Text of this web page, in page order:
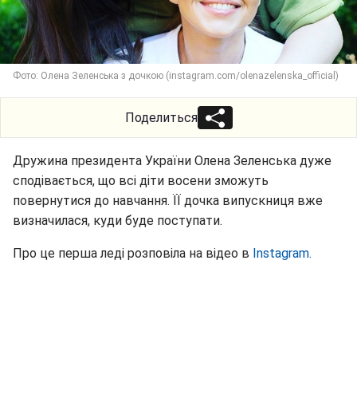
Фото: Олена Зеленська з дочкою (instagram.com/olenazelenska_official)
Поделиться
Дружина президента України Олена Зеленська дуже
сподівається, що всі діти восени зможуть
повернутися до навчання. ЇЇ дочка випускниця вже
визначилася, куди буде поступати.
Про це перша леді розповіла на відео в Instagram.